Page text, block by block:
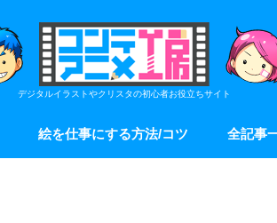
デジタルイラストやクリスタの初心者お役立ちサイト
絵を仕事にする方法/コツ 全記事